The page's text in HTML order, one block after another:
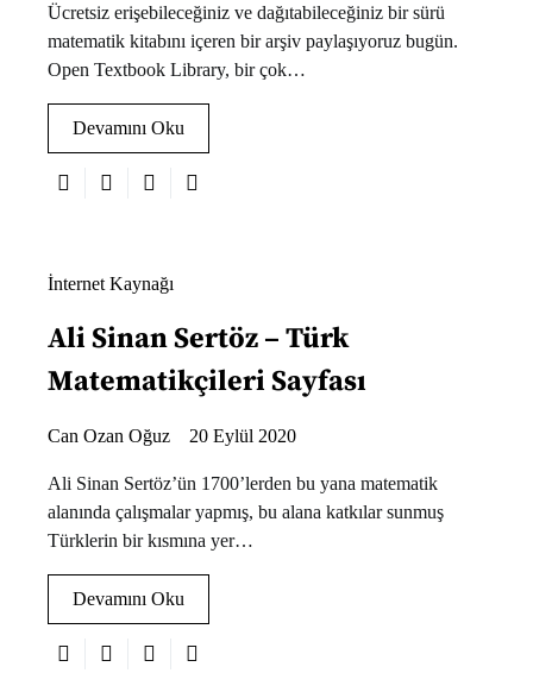
Ücretsiz erişebileceğiniz ve dağıtabileceğiniz bir sürü
matematik kitabını içeren bir arşiv paylaşıyoruz bugün.
Open Textbook Library, bir çok…
Devamını Oku
İnternet Kaynağı
Ali Sinan Sertöz – Türk
Matematikçileri Sayfası
Can Ozan Oğuz 20 Eylül 2020
Ali Sinan Sertöz’ün 1700’lerden bu yana matematik
alanında çalışmalar yapmış, bu alana katkılar sunmuş
Türklerin bir kısmına yer…
Devamını Oku